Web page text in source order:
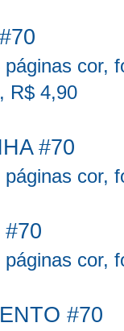
páginas cor,
R$ 4,90
#70
páginas cor,
páginas cor,
#70